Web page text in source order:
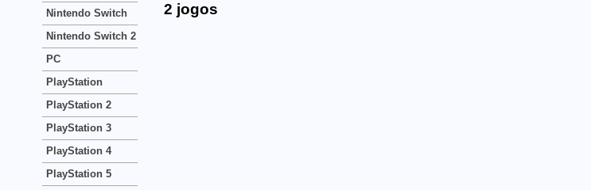
2 jogos
Nintendo Switch
Nintendo Switch 2
PC
PlayStation
PlayStation 2
PlayStation 3
PlayStation 4
PlayStation 5